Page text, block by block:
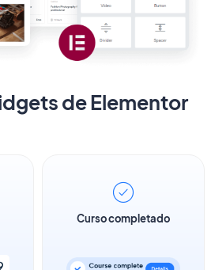
de Elementor
Curso completado